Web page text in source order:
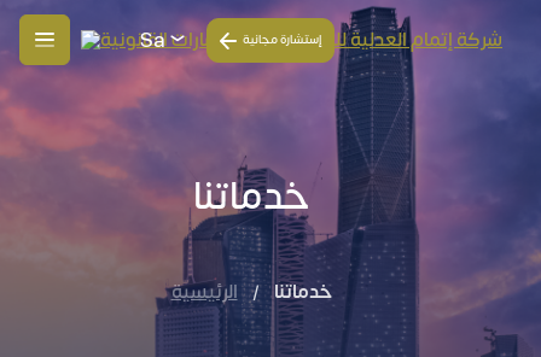
Sa إستشارة مجانية
خدماتنا
الرئيسية / خدماتنا